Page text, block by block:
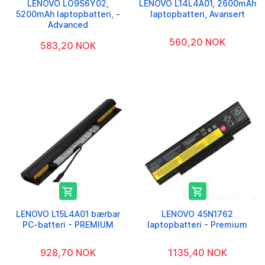
LENOVO LO9S6Y02,
5200mAh laptopbatteri, -
Advanced
583,20 NOK
LENOVO L14L4A01, 2600mAh
laptopbatteri, Avansert
560,20 NOK

LENOVO L15L4A01 bærbar
PC-batteri - PREMIUM
928,70 NOK

LENOVO 45N1762
laptopbatteri - Premium
1135,40 NOK